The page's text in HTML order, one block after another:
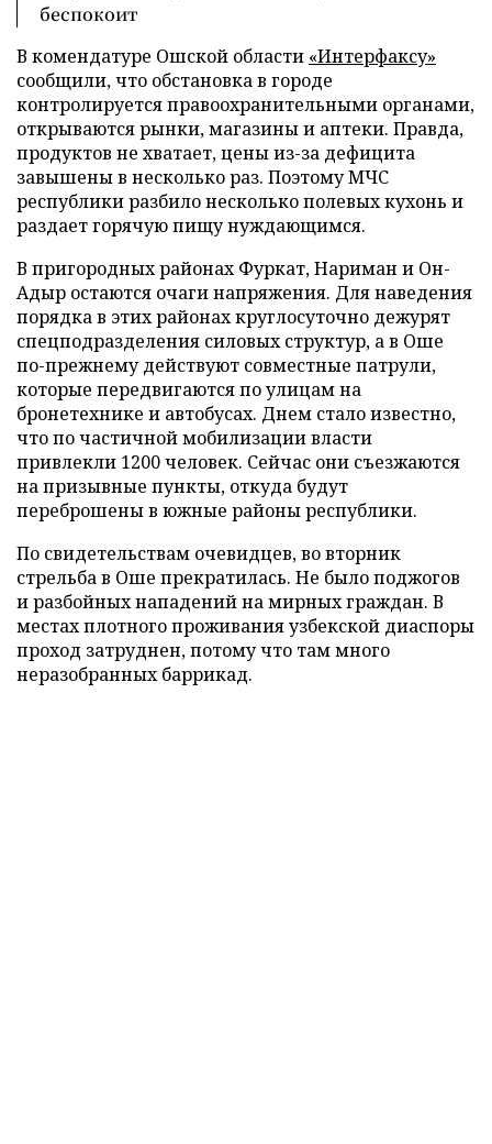
беспокоит
В комендатуре Ошской области «Интерфаксу»
сообщили, что обстановка в городе
контролируется правоохранительными органами,
открываются рынки, магазины и аптеки. Правда,
продуктов не хватает, цены из-за дефицита
завышены в несколько раз. Поэтому МЧС
республики разбило несколько полевых кухонь и
раздает горячую пищу нуждающимся.
В пригородных районах Фуркат, Нариман и Он-
Адыр остаются очаги напряжения. Для наведения
порядка в этих районах круглосуточно дежурят
спецподразделения силовых структур, а в Оше
по-прежнему действуют совместные патрули,
которые передвигаются по улицам на
бронетехнике и автобусах. Днем стало известно,
что по частичной мобилизации власти
привлекли 1200 человек. Сейчас они съезжаются
на призывные пункты, откуда будут
переброшены в южные районы республики.
По свидетельствам очевидцев, во вторник
стрельба в Оше прекратилась. Не было поджогов
и разбойных нападений на мирных граждан. В
местах плотного проживания узбекской диаспоры
проход затруднен, потому что там много
неразобранных баррикад.